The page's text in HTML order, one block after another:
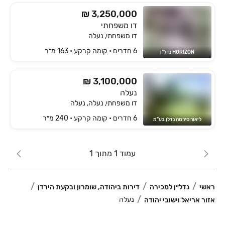
HORIZON נדל"ן
₪ 3,250,000
דו משפחתי
דו משפחתי, נעלה
6 חדרים • קומה ‎קרקע‏ • 163 מ״ר
ליאור סירמה נדלן בע"מ
₪ 3,100,000
נעלה
דו משפחתי, נעלה, נעלה
6 חדרים • קומה ‎קרקע‏ • 240 מ״ר
עמוד 1 מתוך 1
ראשי נדל״ן למכירה
דירות ביהודה, שומרון ובקעת הירדן
אזור אריאל וישובי יהודה
נעלה